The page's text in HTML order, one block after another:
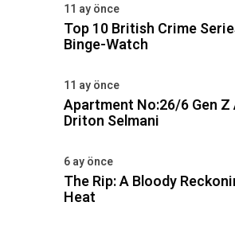
11 ay önce
Top 10 British Crime
Binge-Watch
11 ay önce
Apartment No:26/6 Gen
Driton Selmani
6 ay önce
The Rip: A Bloody
Heat